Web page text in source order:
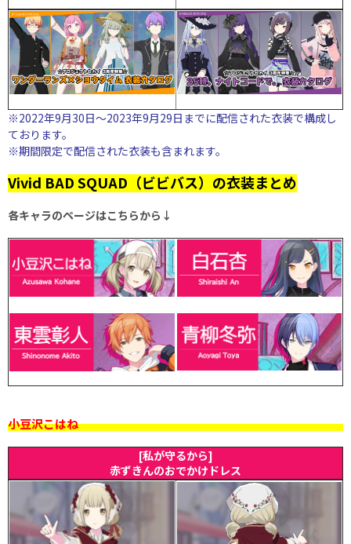
※2022年9月30日～2023年9月29日までに配信された衣装で構成し
ております。
※期間限定で配信された衣装も含まれます。
Vivid BAD SQUAD（ビビバス）の衣装まとめ
各キャラのページはこちらから↓
小豆沢こはね
[私が守るから]
赤ずきんのおでかけドレス